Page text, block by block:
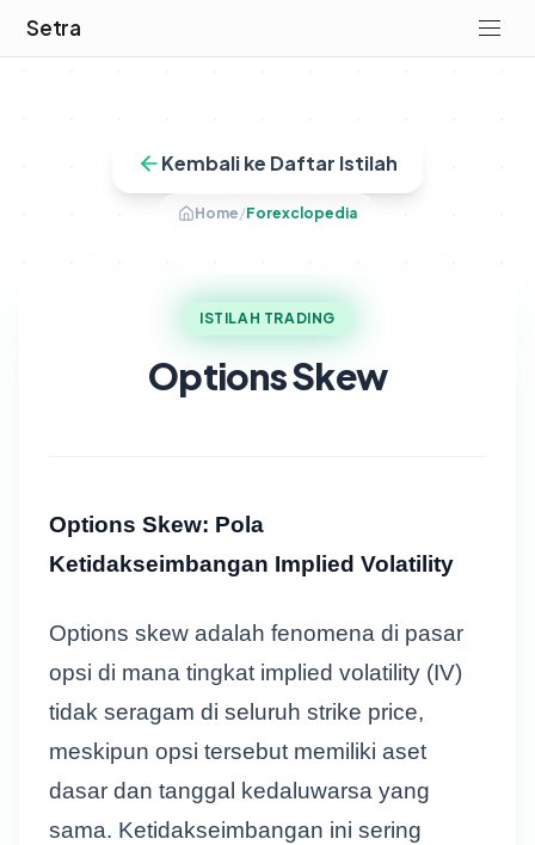
Setra
Kembali ke Daftar Istilah
Home/Forexclopedia
ISTILAH TRADING
Options Skew
Options Skew: Pola
Ketidakseimbangan Implied Volatility
Options skew adalah fenomena di pasar
opsi di mana tingkat implied volatility (IV)
tidak seragam di seluruh strike price,
meskipun opsi tersebut memiliki aset
dasar dan tanggal kedaluwarsa yang
sama. Ketidakseimbangan ini sering